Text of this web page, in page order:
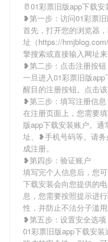
🥛01彩票旧版app下载安
❥第一步：访问01彩票
首先，打开您的浏览器
址（https://
擎搜索或直接输入网址来
❥第二步：点击注册按钮
一旦进入01彩票旧版
醒目的注册按钮。点击
❥第三步：填写注册信息
在注册页面上，您需要
版app下载安装账户。
址、❥手机号码等。请
成注册。
❥第四步：验证账户
填写完个人信息后，您
下载安装会向您提供的
息，您需要按照提示进
性，并防止不法分子滥用
❥第五步：设置安全选项
01彩票旧版app下载安